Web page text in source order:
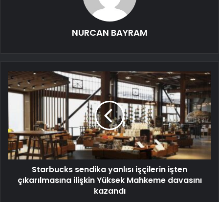
NURCAN BAYRAM
Starbucks sendika yanlısı işçilerin işten
çıkarılmasına ilişkin Yüksek Mahkeme davasını
kazandı